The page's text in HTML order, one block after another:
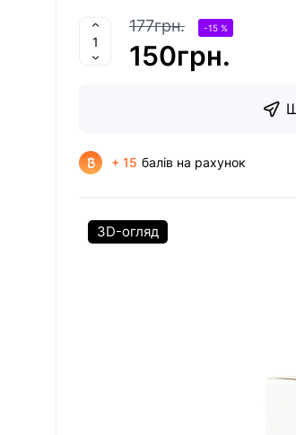
177грн. -15 %
150грн.
+ 15 балів на рахунок
3D-огляд